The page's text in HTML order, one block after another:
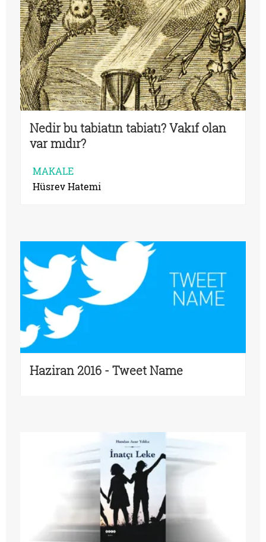
Nedir bu tabiatın tabiatı? Vakıf olan
var mıdır?
MAKALE
Hüsrev Hatemi
Haziran 2016 - Tweet Name